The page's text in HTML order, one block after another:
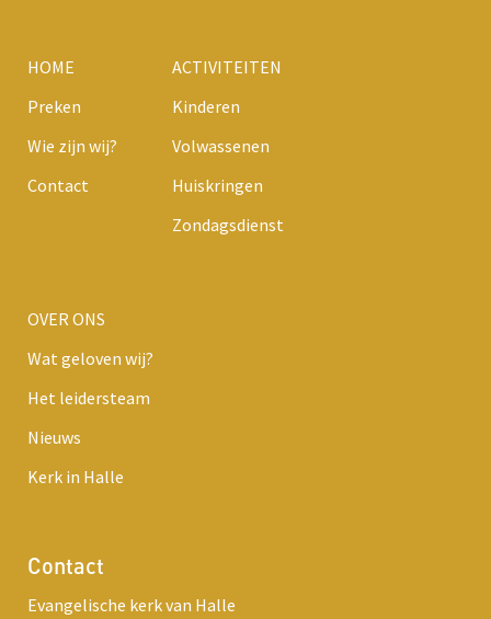
HOME
Preken
Wie zijn wij?
Contact
ACTIVITEITEN
Kinderen
Volwassenen
Huiskringen
Zondagsdienst
OVER ONS
Wat geloven wij?
Het leidersteam
Nieuws
Kerk in Halle
Contact
Evangelische kerk van Halle